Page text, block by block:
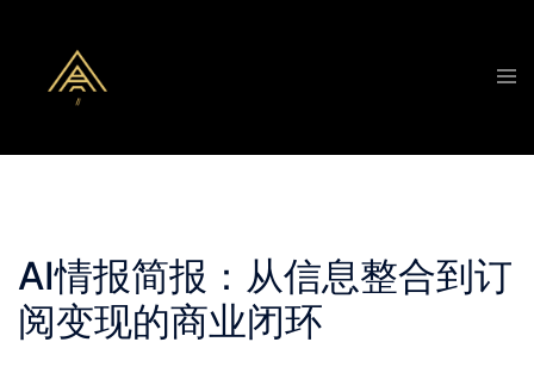
content
AI情报简报：从信息整合到订
阅变现的商业闭环